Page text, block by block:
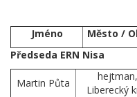
Jméno Město /
Předseda ERN Nisa
Martin Půta
hejtman,
Liberecký